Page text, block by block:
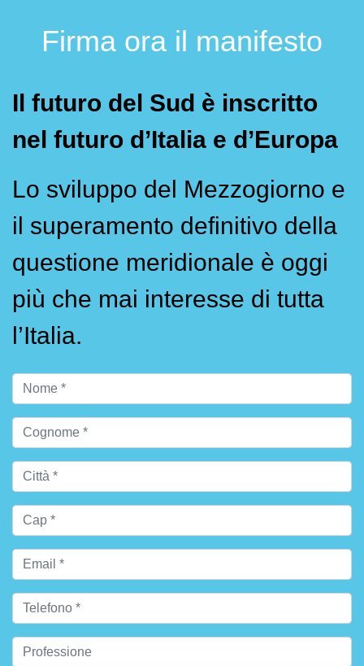
Firma ora il manifesto
Il futuro del Sud è inscritto
nel futuro d’Italia e d’Europa
Lo sviluppo del Mezzogiorno e
il superamento definitivo della
questione meridionale è oggi
più che mai interesse di tutta
l’Italia.